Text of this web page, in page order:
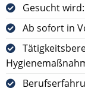
Gesucht
Ab sofort in